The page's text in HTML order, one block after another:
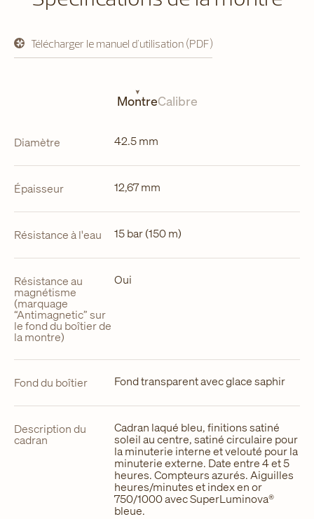
Télécharger le manuel d'utilisation (PDF)
s'ouvre
dans
MontreCalibre
Diamètre 42.5 mm
Épaisseur 12,67 mm
Résistance à l'eau 15 bar (150 m)
Résistance au
magnétisme
(marquage
“Antimagnetic” sur
le fond du boîtier de
la montre)
Oui
Fond du boîtier Fond transparent avec glace saphir
Description du
cadran
Cadran laqué bleu, finitions satiné
soleil au centre, satiné circulaire pour
la minuterie interne et velouté pour la
minuterie externe. Date entre 4 et 5
heures. Compteurs azurés. Aiguilles
heures/minutes et index en or
750/1000 avec SuperLuminova®
bleue.